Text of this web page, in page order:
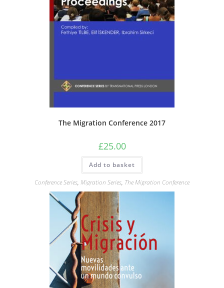
The Migration Conference 2017
£25.00
Add to basket
Conference Series, Migration Series, The Migration Conference